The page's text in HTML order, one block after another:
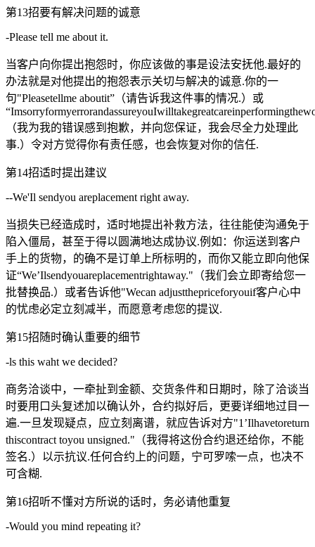
第13招要有解决问题的诚意
-Please tell me about it.
当客户向你提出抱怨时，你应该做的事是设法安抚他.最好的
办法就是对他提出的抱怨表示关切与解决的诚意.你的一
句"Pleasetellme aboutit”（请告诉我这件事的情况.）或
（我为我的错误感到抱歉，并向您保证，我会尽全力处理此
事.）令对方觉得你有责任感，也会恢复对你的信任.
第14招适时提出建议
--We'Il sendyou areplacement right away.
当损失已经造成时，适时地提出补救方法，往往能使沟通免于
陷入僵局，甚至于得以圆满地达成协议.例如：你运送到客户
手上的货物，的确不是订单上所标明的，而你又能立即向他保
证“We’Ilsendyouareplacementrightaway."（我们会立即寄给您一
批替换品.）或者告诉他"Wecan adjustthepriceforyouif客户心中
的忧虑必定立刻减半，而愿意考虑您的提议.
第15招随时确认重要的细节
-ls this waht we decided?
商务洽谈中，一牵扯到金额、交货条件和日期时，除了洽谈当
时要用口头复述加以确认外，合约拟好后，更要详细地过目一
遍.一旦发现疑点，应立刻离谱，就应告诉对方"1’Ilhavetoreturn
thiscontract toyou unsigned."（我得将这份合约退还给你，不能
签名.）以示抗议.任何合约上的问题，宁可罗嗦一点，也决不
可含糊.
第16招听不懂对方所说的话时，务必请他重复
-Would you mind repeating it?